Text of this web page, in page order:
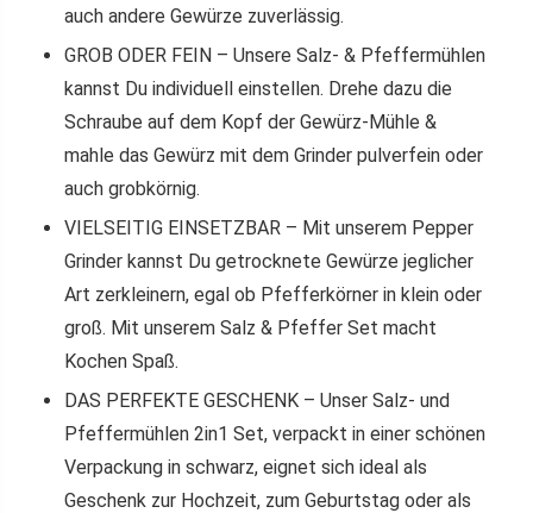
auch andere Gewürze zuverlässig.
GROB ODER FEIN – Unsere Salz- & Pfeffermühlen
kannst Du individuell einstellen. Drehe dazu die
Schraube auf dem Kopf der Gewürz-Mühle &
mahle das Gewürz mit dem Grinder pulverfein oder
auch grobkörnig.
VIELSEITIG EINSETZBAR – Mit unserem Pepper
Grinder kannst Du getrocknete Gewürze jeglicher
Art zerkleinern, egal ob Pfefferkörner in klein oder
groß. Mit unserem Salz & Pfeffer Set macht
Kochen Spaß.
DAS PERFEKTE GESCHENK – Unser Salz- und
Pfeffermühlen 2in1 Set, verpackt in einer schönen
Verpackung in schwarz, eignet sich ideal als
Geschenk zur Hochzeit, zum Geburtstag oder als